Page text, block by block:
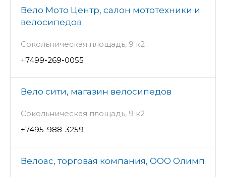
Вело Мото Центр, салон мототехники и
велосипедов
Сокольническая площадь, 9 к2
+7499-269-0055
Вело сити, магазин велосипедов
Сокольническая площадь, 9 к2
+7495-988-3259
Велоас, торговая компания, ООО Олимп